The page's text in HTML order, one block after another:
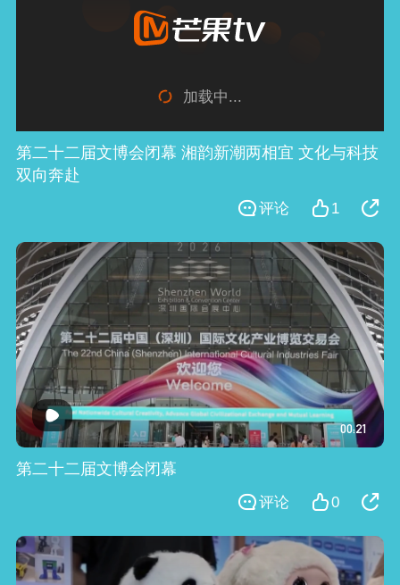
加载中...
第二十二届文博会闭幕 湘韵新潮两相宜 文化与科技
双向奔赴
1
评论
00:21
第二十二届文博会闭幕
0
评论